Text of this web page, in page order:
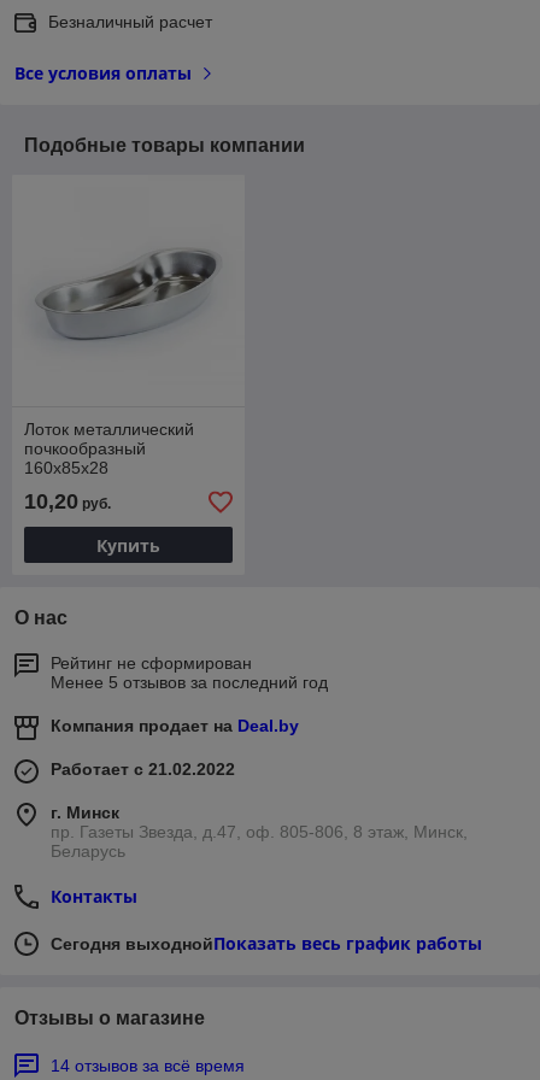
Безналичный расчет
Все условия оплаты
Подобные товары компании
Лоток металлический
почкообразный
160х85х28
10,20 руб.
Купить
О нас
Рейтинг не сформирован
Менее 5 отзывов за последний год
Компания продает на Deal.by
Работает с 21.02.2022
г. Минск
пр. Газеты Звезда, д.47, оф. 805-806, 8 этаж, Минск,
Беларусь
Контакты
Сегодня выходнойПоказать весь график работы
Отзывы о магазине
14 отзывов за всё время